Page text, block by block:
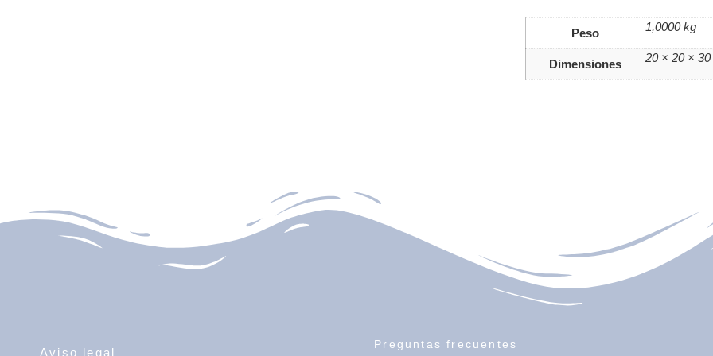
Peso 1,0000 kg
Dimensiones 20 × 20 ×
Aviso legal
Preguntas frecuentes